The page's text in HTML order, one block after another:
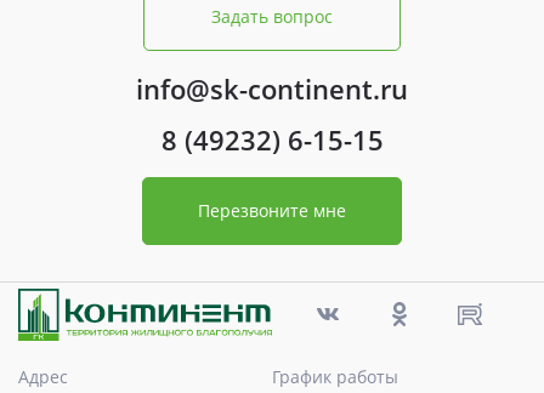
Задать вопрос
info@sk-continent.ru
8 (49232) 6-15-15
Перезвоните мне
Адрес График работы